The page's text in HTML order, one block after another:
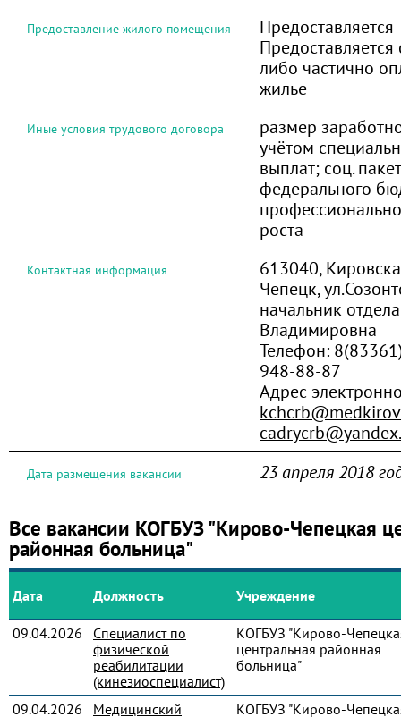
Предоставление жилого помещения
Предоставляется
либо частично
жилье
Иные условия трудового договора
размер
учётом
выплат; соц.
федерального
роста
Контактная информация
613040,
Чепецк,
начальник
Владимировна
Телефон:
948-88-87
Адрес
Дата размещения вакансии 23 апреля 2018
Все вакансии КОГБУЗ "Кирово-Чепецкая
районная больница"
Дата Должность Учреждение
09.04.2026
Специалист по
физической
реабилитации
(кинезиоспециалист)
КОГБУЗ "Кирово-
центральная районная
больница"
09.04.2026
Медицинский
КОГБУЗ "Кирово-